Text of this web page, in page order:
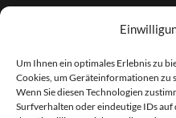
Um Ihnen ein optimales Erlebnis zu
Cookies, um Geräteinformationen
Wenn Sie diesen Technologien
Surfverhalten oder eindeutige IDs
Heinz Enzinger-Panitz
Aussergernwallen 3
94166 Stubenberg
Deutschland